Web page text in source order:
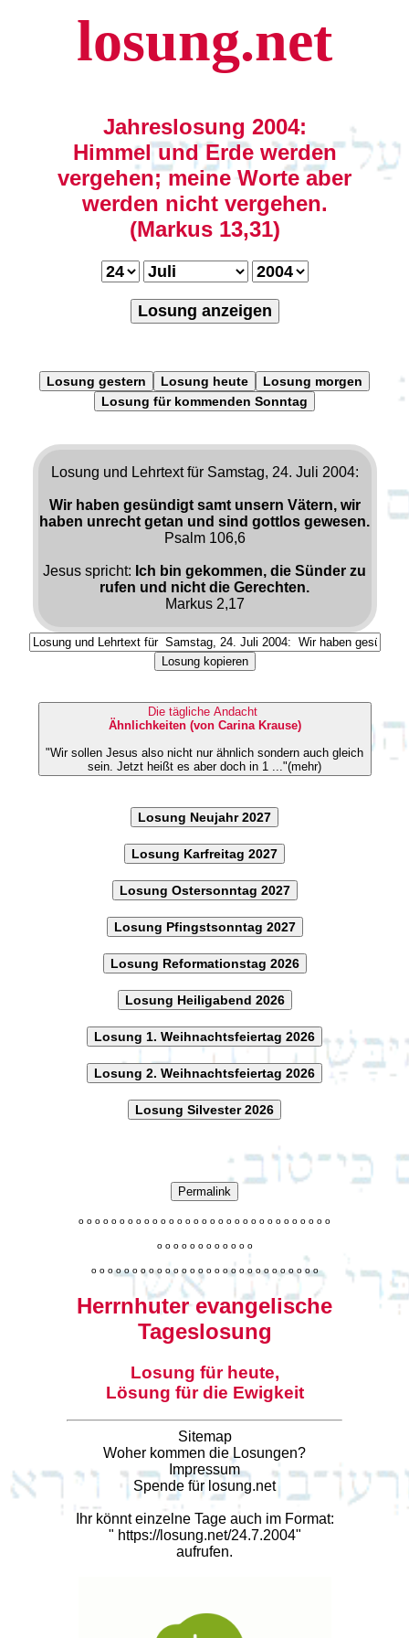
losung.net
Jahreslosung 2004:
Himmel und Erde werden
vergehen; meine Worte aber
werden nicht vergehen.
(Markus 13,31)
Losung anzeigen
Losung gestern Losung heute
Losung morgen
Losung für kommenden Sonntag
Losung und Lehrtext für Samstag, 24. Juli 2004:
Wir haben gesündigt samt unsern Vätern, wir
haben unrecht getan und sind gottlos gewesen.
Psalm 106,6
Jesus spricht: Ich bin gekommen, die Sünder zu
rufen und nicht die Gerechten.
Markus 2,17
Losung kopieren
Die tägliche Andacht
Ähnlichkeiten (von Carina Krause)
"Wir sollen Jesus also nicht nur ähnlich sondern auch gleich
sein. Jetzt heißt es aber doch in 1 ..."(mehr)
Losung Neujahr 2027
Losung Karfreitag 2027
Losung Ostersonntag 2027
Losung Pfingstsonntag 2027
Losung Reformationstag 2026
Losung Heiligabend 2026
Losung 1. Weihnachtsfeiertag 2026
Losung 2. Weihnachtsfeiertag 2026
Losung Silvester 2026
Permalink
o o o o o o o o o o o o o o o o o o o o o o o o o o o o o o o
o o o o o o o o o o o o
o o o o o o o o o o o o o o o o o o o o o o o o o o o o
Herrnhuter evangelische
Tageslosung
Losung für heute,
Lösung für die Ewigkeit
Sitemap
Woher kommen die Losungen?
Impressum
Spende für losung.net
Ihr könnt einzelne Tage auch im Format:
" https://losung.net/24.7.2004"
aufrufen.